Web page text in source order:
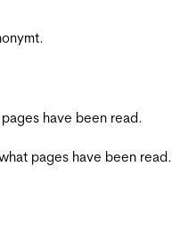
have been read.
pages have been read.